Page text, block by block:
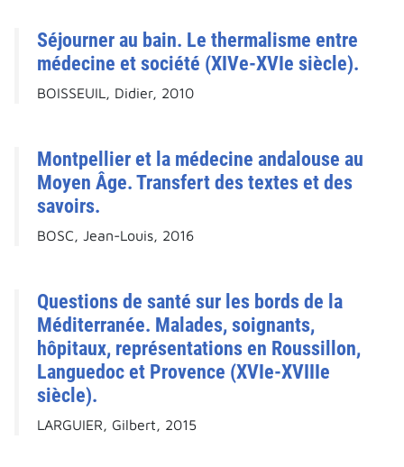
Séjourner au bain. Le thermalisme entre
médecine et société (XIVe-XVIe siècle).
BOISSEUIL, Didier, 2010
Montpellier et la médecine andalouse au
Moyen Âge. Transfert des textes et des
savoirs.
BOSC, Jean-Louis, 2016
Questions de santé sur les bords de la
Méditerranée. Malades, soignants,
hôpitaux, représentations en Roussillon,
Languedoc et Provence (XVIe-XVIIIe
siècle).
LARGUIER, Gilbert, 2015